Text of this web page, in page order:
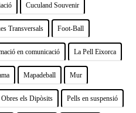
Cuculand Souvenir
Transversals Foot-Ball
en comunicació La Pell Eixorca
Mapadeball Mur
Obres els Dipòsits Pells en suspensió